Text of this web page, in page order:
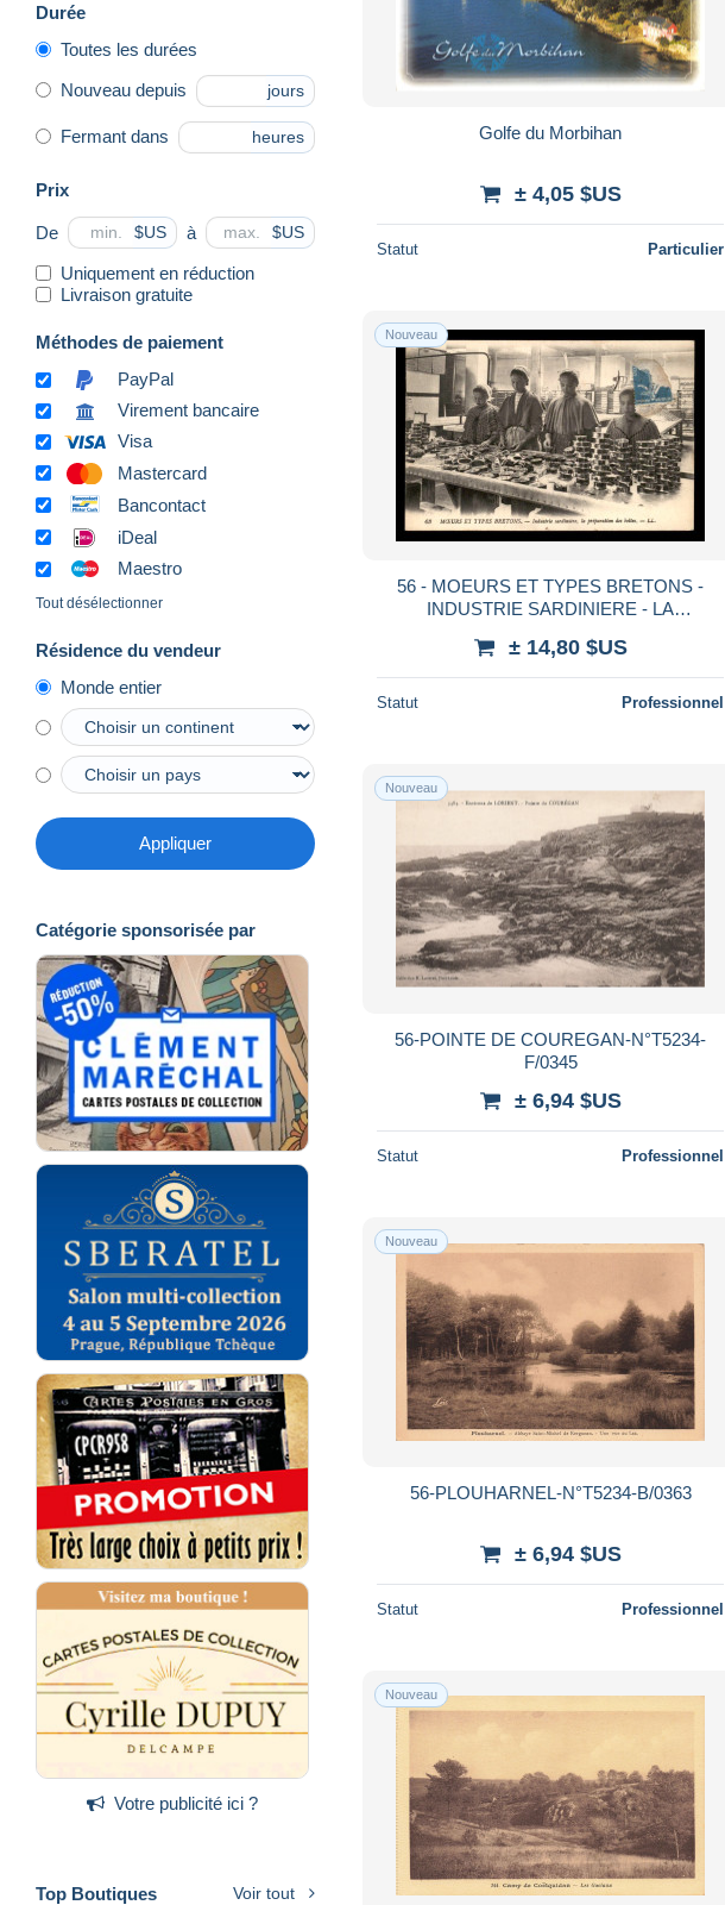
Durée
Toutes les durées
Nouveau depuis jours
Fermant dans heures
Prix
De $US à $US
Uniquement en réduction
Livraison gratuite
Méthodes de paiement
PayPal
Virement bancaire
Visa
Mastercard
Bancontact
iDeal
Maestro
Tout désélectionner
Résidence du vendeur
Monde entier
Appliquer
Catégorie sponsorisée par
Votre publicité ici ?
Top Boutiques Voir tout
Golfe du Morbihan
± 4,05 $US
Statut Particulier
Nouveau
56 - MOEURS ET TYPES BRETONS -
INDUSTRIE SARDINIERE - LA
± 14,80 $US
Statut Professionnel
Nouveau
56-POINTE DE COUREGAN-N°T5234-
F/0345
± 6,94 $US
Statut Professionnel
Nouveau
56-PLOUHARNEL-N°T5234-B/0363
± 6,94 $US
Statut Professionnel
Nouveau